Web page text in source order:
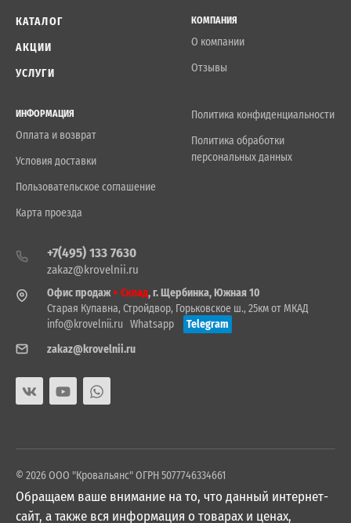
КАТАЛОГ
АКЦИИ
УСЛУГИ
КОМПАНИЯ
О компании
Отзывы
ИНФОРМАЦИЯ
Оплата и возврат
Условия доставки
Пользовательское соглашение
Карта проезда
Политика конфиденциальности
Политика обработки
персональных данных
+7(495) 133 7630
zakaz@krovelnii.ru
Офис продаж+ Склад, г. Щербинка, Южная 10
Старая Купавна, Стройдвор, Горьковское ш., 25км от МКАД
info@krovelnii.ru Whatsapp
Telegram
zakaz@krovelnii.ru
© 2026 ООО "Кровальянс" ОГРН 5077746334661
Обращаем ваше внимание на то, что данный интернет-
сайт, а также вся информация о товарах и ценах,